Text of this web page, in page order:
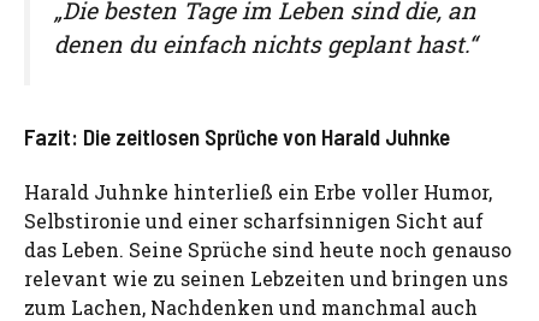
„Die besten Tage im Leben sind die, an
denen du einfach nichts geplant hast.“
Fazit: Die zeitlosen Sprüche von Harald Juhnke
Harald Juhnke hinterließ ein Erbe voller Humor,
Selbstironie und einer scharfsinnigen Sicht auf
das Leben. Seine Sprüche sind heute noch genauso
relevant wie zu seinen Lebzeiten und bringen uns
zum Lachen, Nachdenken und manchmal auch